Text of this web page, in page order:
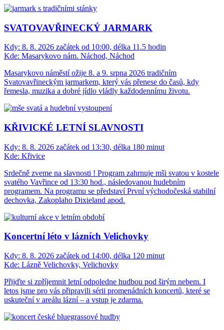
SVATOVAVŘINECKÝ JARMARK
Kdy: 8. 8. 2026 začátek od 10:00, délka 11.5 hodin
Kde: Masarykovo nám. Náchod, Náchod
Masarykovo náměstí ožije 8. a 9. srpna 2026 tradičním
Svatovavřineckým jarmarkem, který vás přenese do časů, kdy
řemesla, muzika a dobré jídlo vládly každodennímu životu.
KŘIVICKÉ LETNÍ SLAVNOSTI
Kdy: 8. 8. 2026 začátek od 13:30, délka 180 minut
Kde: Křivice
Srdečně zveme na slavnosti ! Program zahrnuje mši svatou v kostele
svatého Vavřince od 13:30 hod., následovanou hudebním
programem. Na programu se představí První východočeská stabilní
dechovka, Zakoplaho Dixieland apod.
Koncertní léto v lázních Velichovky
Kdy: 8. 8. 2026 začátek od 14:00, délka 120 minut
Kde: Lázně Velichovky, Velichovky
Přijďte si zpříjemnit letní odpoledne hudbou pod širým nebem. I
letos jsme pro vás připravili sérii promenádních koncertů, které se
uskuteční v areálu lázní – a vstup je zdarma.